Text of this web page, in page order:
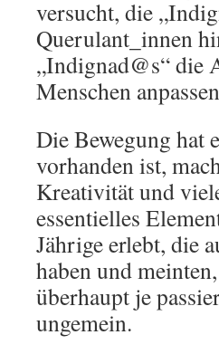
versucht, die
Querulant_innen
„Indignad@s“ die
Menschen
Die Bewegung
vorhanden ist,
Kreativität und
essentielles
Jährige erlebt, die
haben und
überhaupt je
ungemein.